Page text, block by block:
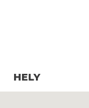
HELY